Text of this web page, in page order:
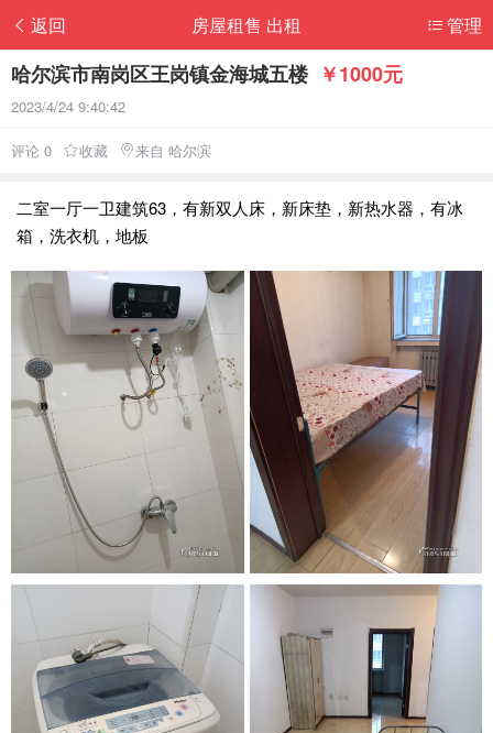
返回 管理
房屋租售 出租
哈尔滨市南岗区王岗镇金海城五楼 ￥1000元
2023/4/24 9:40:42
评论 0 收藏 来自 哈尔滨
二室一厅一卫建筑63，有新双人床，新床垫，新热水器，有冰
箱，洗衣机，地板